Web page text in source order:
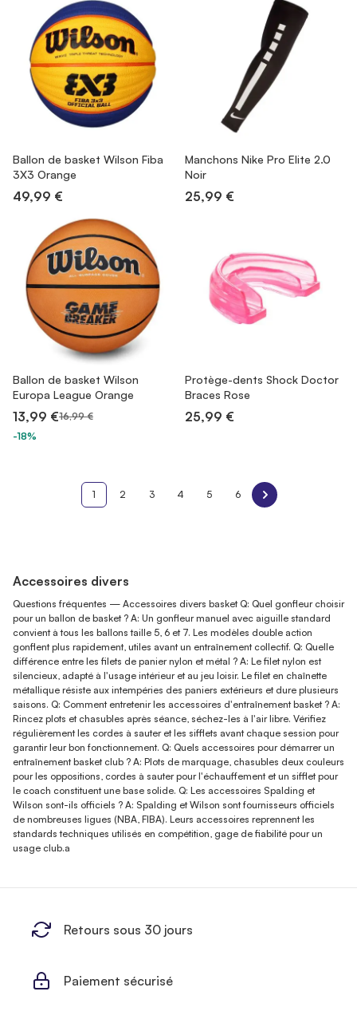
Ballon de basket Wilson Fiba
3X3 Orange
49,99 €
Manchons Nike Pro Elite 2.0
Noir
25,99 €
Ballon de basket Wilson
Europa League Orange
13,99 €16,99 €
-18%
Protège-dents Shock Doctor
Braces Rose
25,99 €
1 2 3 4 5 6
Accessoires divers
Questions fréquentes — Accessoires divers basket Q: Quel gonfleur choisir
pour un ballon de basket ? A: Un gonfleur manuel avec aiguille standard
convient à tous les ballons taille 5, 6 et 7. Les modèles double action
gonflent plus rapidement, utiles avant un entraînement collectif. Q: Quelle
différence entre les filets de panier nylon et métal ? A: Le filet nylon est
silencieux, adapté à l'usage intérieur et au jeu loisir. Le filet en chaînette
métallique résiste aux intempéries des paniers extérieurs et dure plusieurs
saisons. Q: Comment entretenir les accessoires d'entraînement basket ? A:
Rincez plots et chasubles après séance, séchez-les à l'air libre. Vérifiez
régulièrement les cordes à sauter et les sifflets avant chaque session pour
garantir leur bon fonctionnement. Q: Quels accessoires pour démarrer un
entraînement basket club ? A: Plots de marquage, chasubles deux couleurs
pour les oppositions, cordes à sauter pour l'échauffement et un sifflet pour
le coach constituent une base solide. Q: Les accessoires Spalding et
Wilson sont-ils officiels ? A: Spalding et Wilson sont fournisseurs officiels
de nombreuses ligues (NBA, FIBA). Leurs accessoires reprennent les
standards techniques utilisés en compétition, gage de fiabilité pour un
usage club.a
Retours sous 30 jours
Paiement sécurisé